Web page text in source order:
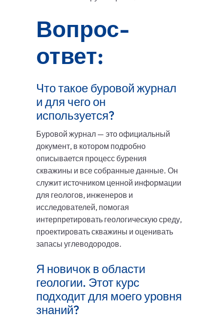
Вопрос-
ответ:
Что такое буровой журнал
и для чего он
используется?
Буровой журнал — это официальный
документ, в котором подробно
описывается процесс бурения
скважины и все собранные данные. Он
служит источником ценной информации
для геологов, инженеров и
исследователей, помогая
интерпретировать геологическую среду,
проектировать скважины и оценивать
запасы углеводородов.
Я новичок в области
геологии. Этот курс
подходит для моего уровня
знаний?